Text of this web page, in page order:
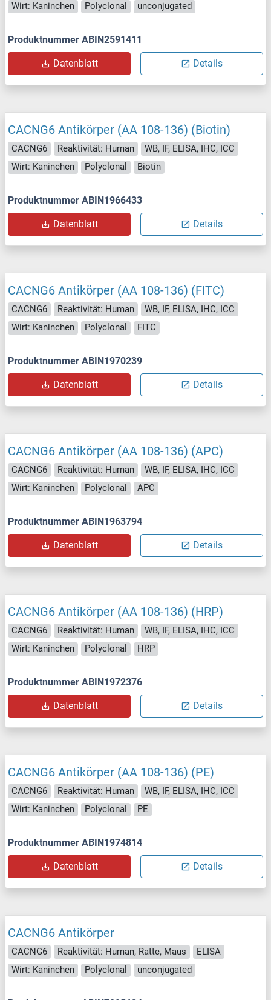
Wirt: Kaninchen
Polyclonal unconjugated
Produktnummer ABIN2591411
Datenblatt Details
CACNG6 Antikörper (AA 108-136) (Biotin)
CACNG6 Reaktivität: Human
WB, IF, ELISA, IHC, ICC
Wirt: Kaninchen
Polyclonal Biotin
Produktnummer ABIN1966433
Datenblatt Details
CACNG6 Antikörper (AA 108-136) (FITC)
CACNG6 Reaktivität: Human
WB, IF, ELISA, IHC, ICC
Wirt: Kaninchen
Polyclonal FITC
Produktnummer ABIN1970239
Datenblatt Details
CACNG6 Antikörper (AA 108-136) (APC)
CACNG6 Reaktivität: Human
WB, IF, ELISA, IHC, ICC
Wirt: Kaninchen
Polyclonal APC
Produktnummer ABIN1963794
Datenblatt Details
CACNG6 Antikörper (AA 108-136) (HRP)
CACNG6 Reaktivität: Human
WB, IF, ELISA, IHC, ICC
Wirt: Kaninchen
Polyclonal HRP
Produktnummer ABIN1972376
Datenblatt Details
CACNG6 Antikörper (AA 108-136) (PE)
CACNG6 Reaktivität: Human
WB, IF, ELISA, IHC, ICC
Wirt: Kaninchen
Polyclonal PE
Produktnummer ABIN1974814
Datenblatt Details
CACNG6 Antikörper
CACNG6 Reaktivität: Human, Ratte, Maus
ELISA
Wirt: Kaninchen
Polyclonal unconjugated